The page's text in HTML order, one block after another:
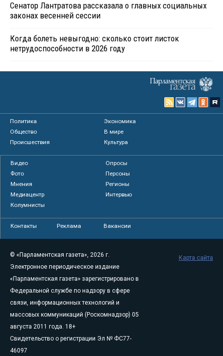
Сенатор Лантратова рассказала о главных социальных
законах весенней сессии
Когда болеть невыгодно: сколько стоит листок
нетрудоспособности в 2026 году
Политика
Экономика
Общество
В мире
Происшествия
Культура
Видео
Опросы
Фото
Персоны
Мнения
Регионы
Медиацентр
Интервью
Колумнисты
Контакты Реклама Вакансии
© «Парламентская газета», 2026 г.
Электронное периодическое издание
«Парламентская газета» зарегистрировано в
Федеральной службе по надзору в сфере
связи, информационных технологий и
массовых коммуникаций (Роскомнадзор) 05
августа 2011 года. 18+
Свидетельство о регистрации Эл № ФС77-
46097
Карта сайта